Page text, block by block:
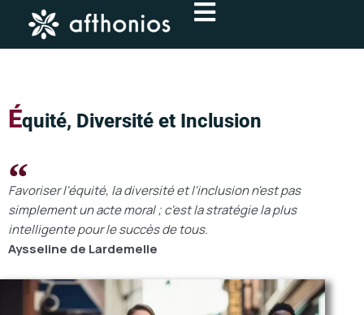
contenu
Équité, Diversité et Inclusion
Favoriser l'équité, la diversité et l'inclusion n'est pas
simplement un acte moral ; c'est la stratégie la plus
intelligente pour le succès de tous.
Aysseline de Lardemelle